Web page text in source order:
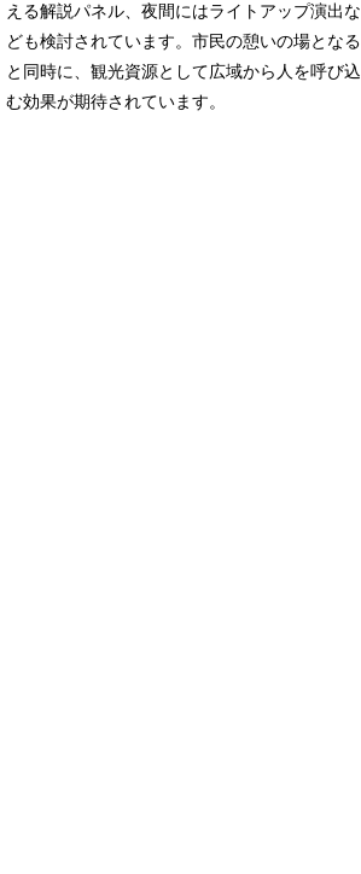
える解説パネル、夜間にはライトアップ演出な
ども検討されています。市民の憩いの場となる
と同時に、観光資源として広域から人を呼び込
む効果が期待されています。